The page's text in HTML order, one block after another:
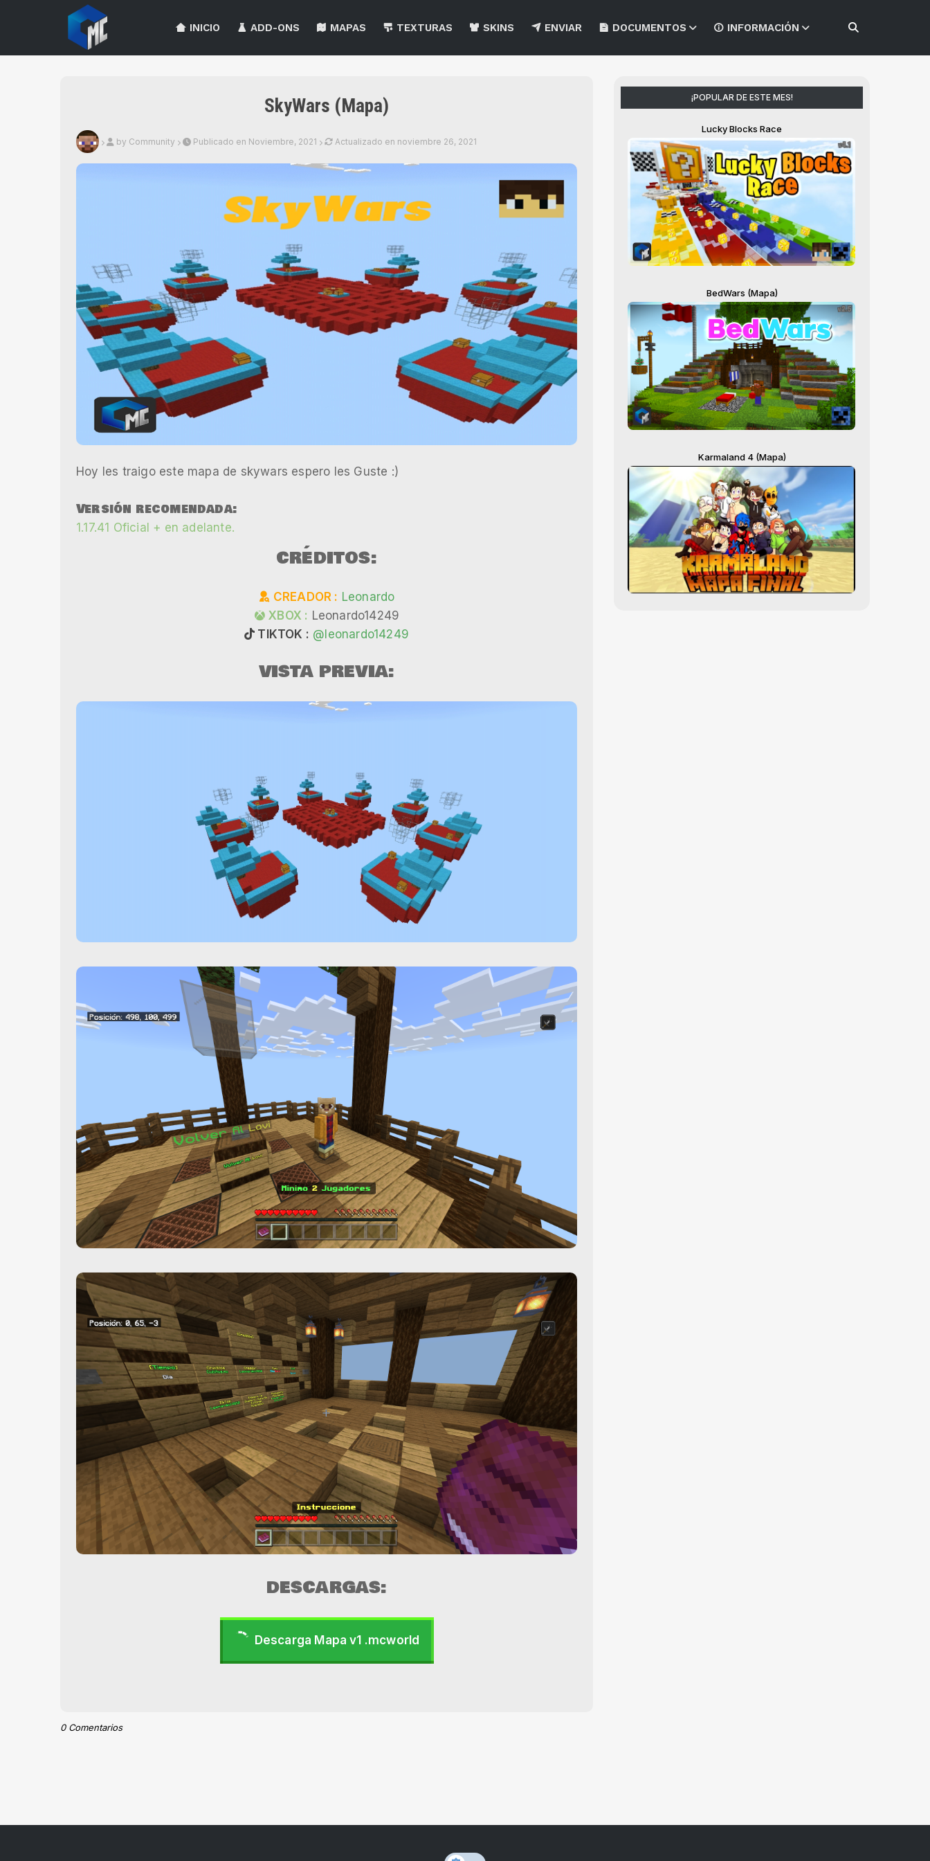
INICIO ADD-ONS MAPAS TEXTURAS SKINS ENVIAR DOCUMENTOS INFORMACIÓN
SkyWars (Mapa)
by Community Publicado en Noviembre, 2021 Actualizado en noviembre 26, 2021
Hoy les traigo este mapa de skywars espero les Guste :)
Versión recomendada:
1.17.41 Oficial + en adelante.
CRÉDITOS:
CREADOR : Leonardo
XBOX : Leonardo14249
TIKTOK : @leonardo14249
VISTA PREVIA:
DESCARGAS:
Descarga Mapa v1 .mcworld
0 Comentarios
¡POPULAR DE ESTE MES!
Lucky Blocks Race
BedWars (Mapa)
Karmaland 4 (Mapa)